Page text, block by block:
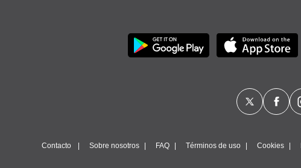
Contacto Sobre nosotros FAQ Términos de uso Cookies